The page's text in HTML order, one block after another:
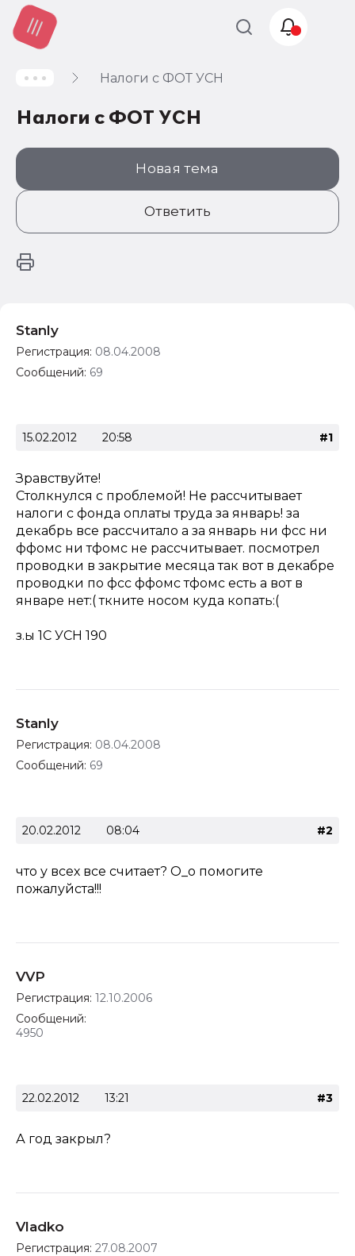
Налоги с ФОТ УСН
Налоги с ФОТ УСН
Новая тема
Ответить
Stanly
Регистрация: 08.04.2008
Сообщений: 69
15.02.2012 20:58 #1
Зравствуйте!
Столкнулся с проблемой! Не рассчитывает
налоги с фонда оплаты труда за январь! за
декабрь все рассчитало а за январь ни фсс ни
ффомс ни тфомс не рассчитывает. посмотрел
проводки в закрытие месяца так вот в декабре
проводки по фсс ффомс тфомс есть а вот в
январе нет:( ткните носом куда копать:(
з.ы 1С УСН 190
Stanly
Регистрация: 08.04.2008
Сообщений: 69
20.02.2012 08:04 #2
что у всех все считает? О_о помогите
пожалуйста!!!
VVP
Регистрация: 12.10.2006
Сообщений:
4950
22.02.2012 13:21 #3
А год закрыл?
Vladko
Регистрация: 27.08.2007
Учет и